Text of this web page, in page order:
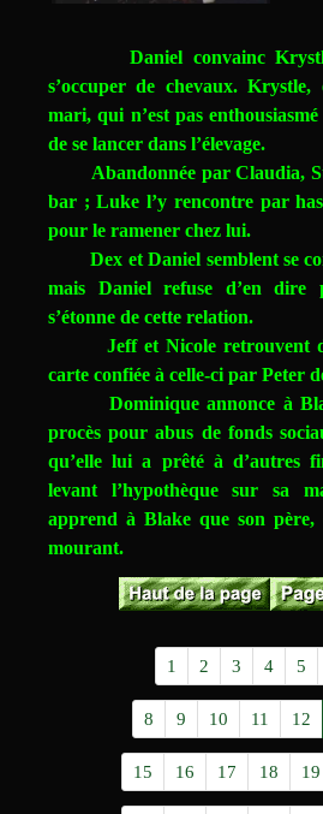
Daniel convainc Krystle
s’occuper de chevaux. Krystle,
mari, qui n’est pas
de se lancer dans l’élevage.
Abandonnée par Claudia,
bar ; Luke l’y rencontre par
pour le ramener chez lui.
Dex et Daniel semblent se
mais Daniel refuse d’en
s’étonne de cette relation.
Jeff et Nicole retrouvent
carte confiée à celle-ci par Peter
Dominique annonce à
procès pour abus de fonds
qu’elle lui a prêté à d’autres
levant l’hypothèque sur sa
apprend à Blake que son
mourant.
1 2 3 4 5
8 9 10 11 12
15 16 17 18 19